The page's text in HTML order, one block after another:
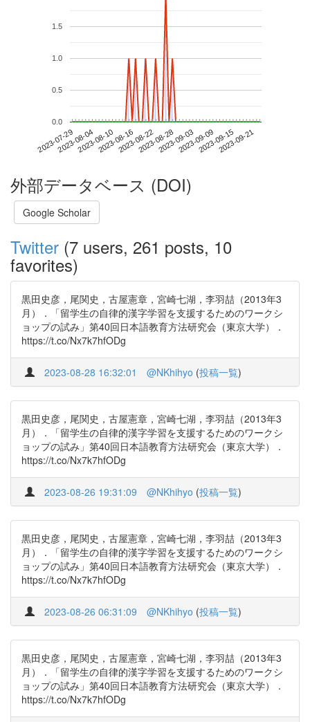
2023-07-292023-08-042023-08-102023-08-162023-08-222023-08-282023-09-032023-09-092023-09-152023-09-21
0.0
0.5
1.0
1.5
外部データベース (DOI)
Google Scholar
Twitter (7 users, 261 posts, 10
favorites)
黒田史彦，尾関史，古屋憲章，宮崎七湖，李羽喆（2013年3
月）．「留学生の自律的漢字学習を支援するためのワークシ
ョップの試み」第40回日本語教育方法研究会（東京大学）．
https://t.co/Nx7k7hfODg
2023-08-28 16:32:01 @NKhihyo (投稿一覧)
黒田史彦，尾関史，古屋憲章，宮崎七湖，李羽喆（2013年3
月）．「留学生の自律的漢字学習を支援するためのワークシ
ョップの試み」第40回日本語教育方法研究会（東京大学）．
https://t.co/Nx7k7hfODg
2023-08-26 19:31:09 @NKhihyo (投稿一覧)
黒田史彦，尾関史，古屋憲章，宮崎七湖，李羽喆（2013年3
月）．「留学生の自律的漢字学習を支援するためのワークシ
ョップの試み」第40回日本語教育方法研究会（東京大学）．
https://t.co/Nx7k7hfODg
2023-08-26 06:31:09 @NKhihyo (投稿一覧)
黒田史彦，尾関史，古屋憲章，宮崎七湖，李羽喆（2013年3
月）．「留学生の自律的漢字学習を支援するためのワークシ
ョップの試み」第40回日本語教育方法研究会（東京大学）．
https://t.co/Nx7k7hfODg